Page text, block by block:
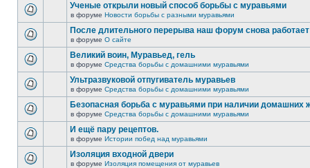
Ученые открыли новый способ борьбы с муравьями
в форуме Новости борьбы с разными муравьями
После длительного перерыва наш форум снова работает
в форуме О сайте
Великий воин, Муравьед, гель
в форуме Средства борьбы с домашними муравьями
Ультразвуковой отпугиватель муравьев
в форуме Средства борьбы с домашними муравьями
Безопасная борьба с муравьями при наличии домашних
в форуме Средства борьбы с домашними муравьями
И ещё пару рецептов.
в форуме Истории побед над муравьями
Изоляция входной двери
в форуме Изоляция помещения от муравьев